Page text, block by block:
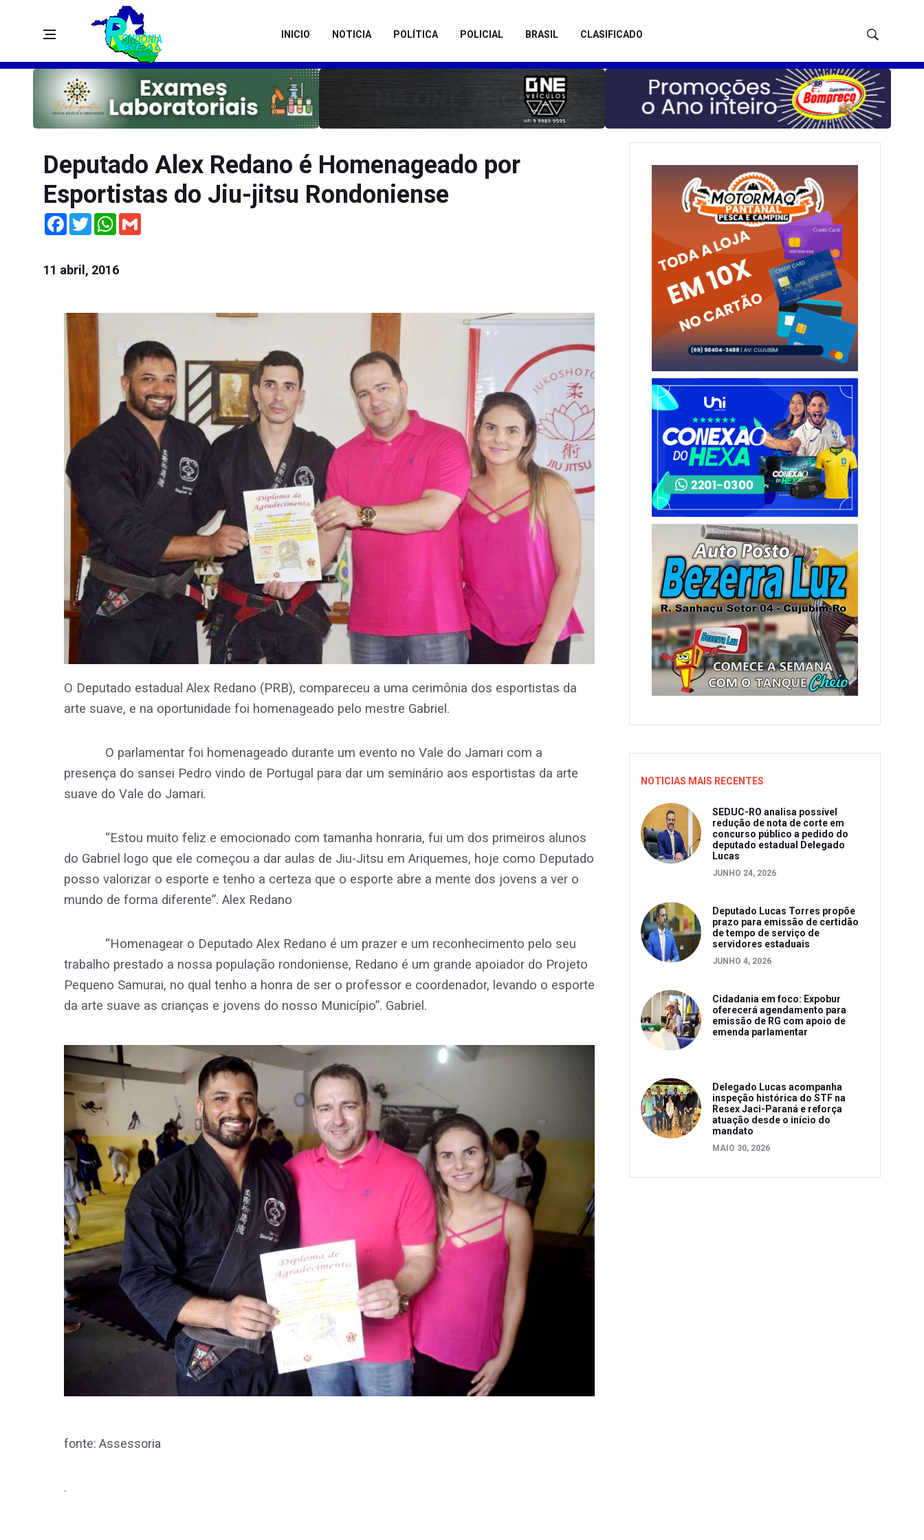
INICIO NOTICIA POLÍTICA POLICIAL BRASIL CLASIFICADO
Deputado Alex Redano é Homenageado por
Esportistas do Jiu-jitsu Rondoniense
Facebook
TwitterWhatsApp
11 abril, 2016
O Deputado estadual Alex Redano (PRB), compareceu a uma cerimônia dos esportistas da
arte suave, e na oportunidade foi homenageado pelo mestre Gabriel.
O parlamentar foi homenageado durante um evento no Vale do Jamari com a
presença do sansei Pedro vindo de Portugal para dar um seminário aos esportistas da arte
suave do Vale do Jamari.
“Estou muito feliz e emocionado com tamanha honraria, fui um dos primeiros alunos
do Gabriel logo que ele começou a dar aulas de Jiu-Jitsu em Ariquemes, hoje como Deputado
posso valorizar o esporte e tenho a certeza que o esporte abre a mente dos jovens a ver o
mundo de forma diferente”. Alex Redano
“Homenagear o Deputado Alex Redano é um prazer e um reconhecimento pelo seu
trabalho prestado a nossa população rondoniense, Redano é um grande apoiador do Projeto
Pequeno Samurai, no qual tenho a honra de ser o professor e coordenador, levando o esporte
da arte suave as crianças e jovens do nosso Município”. Gabriel.
fonte: Assessoria
.
NOTICIAS MAIS RECENTES
SEDUC-RO analisa possível
redução de nota de corte em
concurso público a pedido do
deputado estadual Delegado
Lucas
JUNHO 24, 2026
Deputado Lucas Torres propõe
prazo para emissão de certidão
de tempo de serviço de
servidores estaduais
JUNHO 4, 2026
Cidadania em foco: Expobur
oferecerá agendamento para
emissão de RG com apoio de
emenda parlamentar
Delegado Lucas acompanha
inspeção histórica do STF na
Resex Jaci-Paraná e reforça
atuação desde o início do
mandato
MAIO 30, 2026